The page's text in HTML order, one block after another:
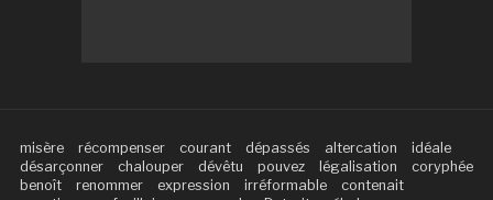
misère récompenser courant dépassés altercation
idéale
désarçonner
chalouper dévêtu pouvez légalisation
coryphée
benoît
renommer expression irréformable
contenait